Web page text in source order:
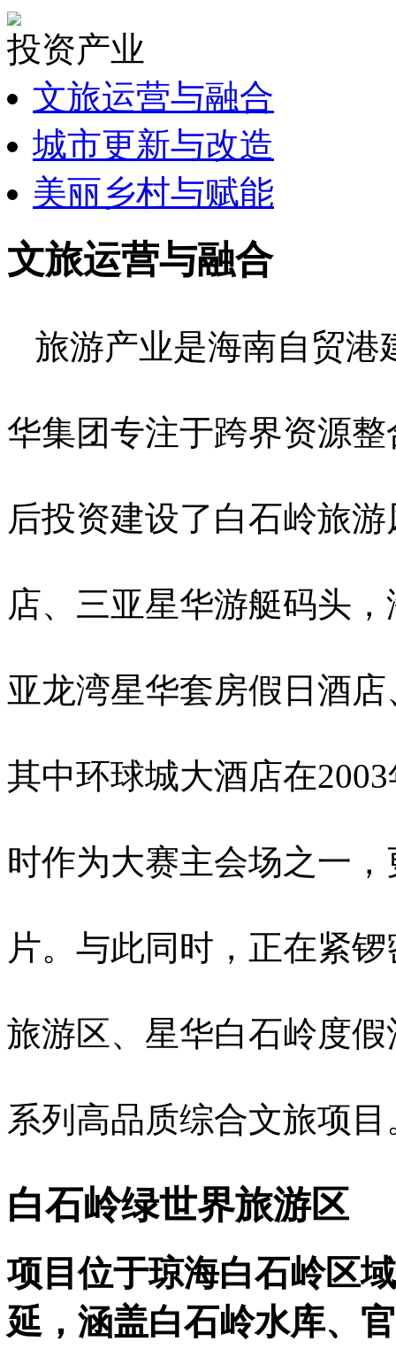
投资产业
文旅运营与融合
城市更新与改造
美丽乡村与赋能
文旅运营与融合
旅游产业是海南自贸港
华集团专注于跨界资源
后投资建设了白石岭旅
店、三亚星华游艇码头
亚龙湾星华套房假日酒
其中环球城大酒店在
时作为大赛主会场之一
片。与此同时，正在紧
旅游区、星华白石岭度
系列高品质综合文旅项目
白石岭绿世界旅游区
项目位于琼海白石岭区
延，涵盖白石岭水库、